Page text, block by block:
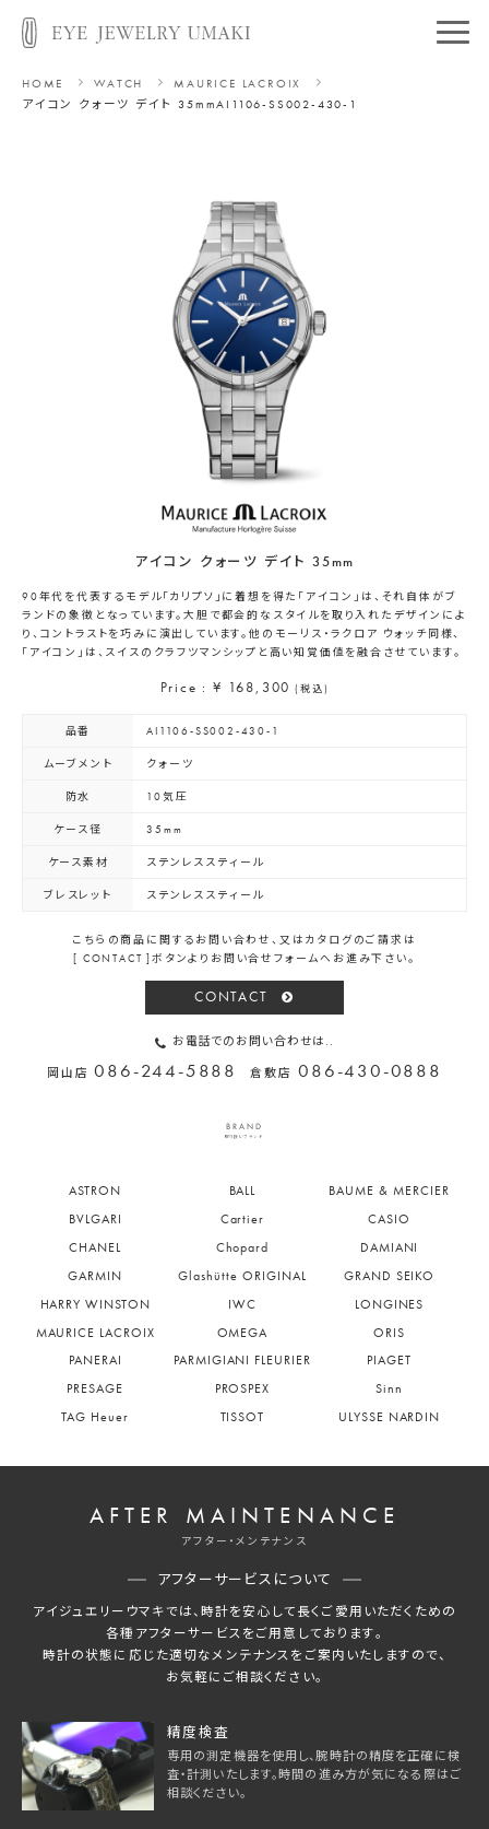
HOME WATCH
MAURICE LACROIX
アイコン クォーツ デイト 35mmAI1106-SS002-430-1
アイコン クォーツ デイト 35mm
90年代を代表するモデル「カリプソ」に着想を得た「アイコン」は、それ自体がブ
ランドの象徴となっています。大胆で都会的なスタイルを取り入れたデザインによ
り、コントラストを巧みに演出しています。他のモーリス・ラクロア ウォッチ同様、
「アイコン」は、スイスのクラフツマンシップと高い知覚価値を融合させています。
Price : ¥ 168,300 (税込)
品番 AI1106-SS002-430-1
ムーブメント クォーツ
防水 10気圧
ケース径 35mm
ケース素材 ステンレススティール
ブレスレット ステンレススティール
こちらの商品に関するお問い合わせ、又はカタログのご請求は
[ CONTACT ]ボタンよりお問い合せフォームへお進み下さい。
CONTACT
お電話でのお問い合わせは..
岡山店086-244-5888 倉敷店 086-430-0888
BRAND
取り扱いブランド
ASTRON BALL
BAUME & MERCIER
BVLGARI
Cartier
CASIO
CHANEL
Chopard
DAMIANI
GARMIN
Glashütte ORIGINAL
GRAND SEIKO
HARRY WINSTON
IWC
LONGINES
MAURICE LACROIX
OMEGA
ORIS
PANERAI
PARMIGIANI FLEURIER
PIAGET
PRESAGE
PROSPEX
Sinn
TAG Heuer
TISSOT ULYSSE NARDIN
AFTER MAINTENANCE
アフター・メンテナンス
アフターサービスについて
アイジュエリーウマキでは、時計を安心して長くご愛用いただくための
各種アフターサービスをご用意しております。
時計の状態に応じた適切なメンテナンスをご案内いたしますので、
お気軽にご相談ください。
精度検査
専用の測定機器を使用し、腕時計の精度を正確に検
査・計測いたします。時間の進み方が気になる際はご
相談ください。